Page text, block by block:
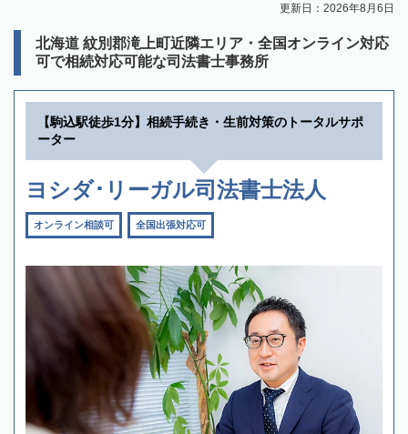
更新日：2026年8月6日
北海道 紋別郡滝上町近隣エリア・全国オンライン対応
可で相続対応可能な司法書士事務所
【駒込駅徒歩1分】相続手続き・生前対策のトータルサポ
ーター
ヨシダ･リーガル司法書士法人
オンライン相談可 全国出張対応可